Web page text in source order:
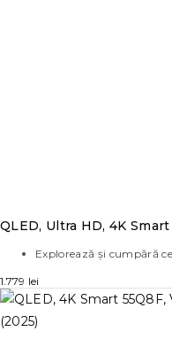
QLED, Ultra HD, 4K
Explorează și cumpără
1.779 lei